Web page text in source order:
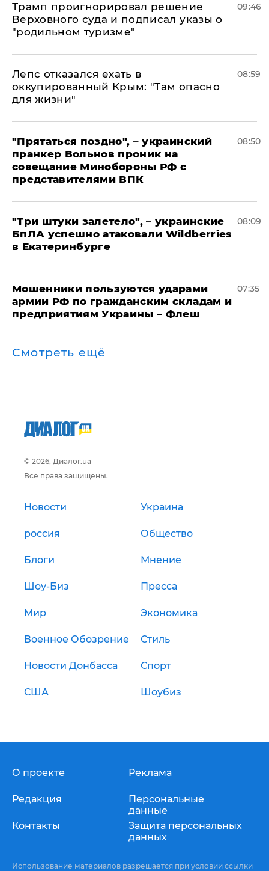
Трамп проигнорировал решение
Верховного суда и подписал указы о
"родильном туризме"
09:46
Лепс отказался ехать в
оккупированный Крым: "Там опасно
для жизни"
08:59
"Прятаться поздно", – украинский
пранкер Вольнов проник на
совещание Минобороны РФ с
представителями ВПК
08:50
"Три штуки залетело", – украинские
БпЛА успешно атаковали Wildberries
в Екатеринбурге
08:09
Мошенники пользуются ударами
армии РФ по гражданским складам и
предприятиям Украины – Флеш
07:35
Смотреть ещё
© 2026, Диалог.ua
Все права защищены.
Новости Украина
россия Общество
Блоги Мнение
Шоу-Биз Пресса
Мир Экономика
Военное Обозрение Стиль
Новости Донбасса Спорт
США Шоубиз
О проекте
Редакция
Контакты
Реклама
Персональные
данные
Защита персональных
данных
Использование материалов разрешается при условии ссылки